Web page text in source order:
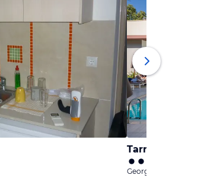
Tarra Seaside
Georgioupolis, Kreta